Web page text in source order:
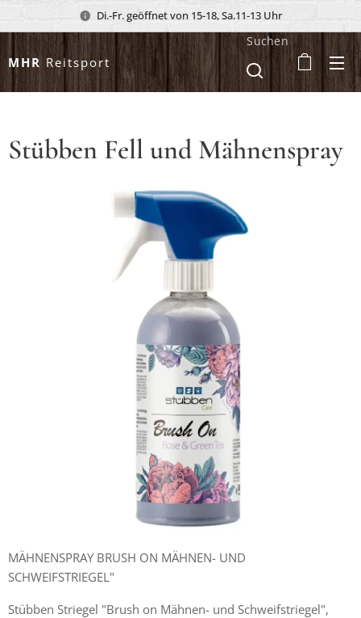
Di.-Fr. geöffnet von 15-18, Sa.11-13 Uhr
MHR Reitsport
Suchen
Stübben Fell und Mähnenspray
MÄHNENSPRAY BRUSH ON MÄHNEN- UND
SCHWEIFSTRIEGEL"
Stübben Striegel "Brush on Mähnen- und Schweifstriegel",